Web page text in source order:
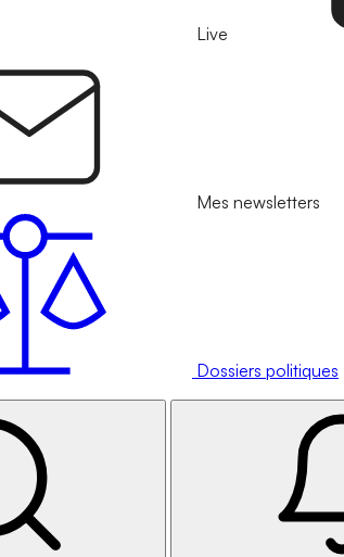
Live
Mes newsletters
Dossiers politiques